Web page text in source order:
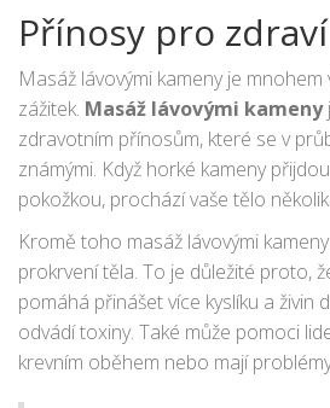
celkové zdraví. Terapeut by měl být
certifikovaný pro tuto specifickou
zajistil maximální bezpečnost a
Přínosy pro zdraví
Masáž lávovými kameny je mnohem
zážitek. Masáž lávovými kameny
zdravotním přínosům, které se v
známými. Když horké kameny
pokožkou, prochází vaše tělo
léčby. Jedním z hlavních přínosů je
ve svalech. Teplo z kamenů proniká
může být obzvlášť účinné pro osoby
bolestí.
Kromě toho masáž lávovými
prokrvení těla. To je důležité proto,
pomáhá přinášet více kyslíku a živin
odvádí toxiny. Také může pomoci
krevním oběhem nebo mají